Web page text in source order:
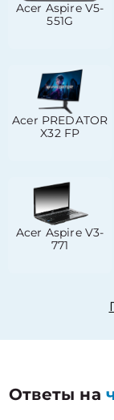
Acer Aspire V5-
551G
Acer PREDATOR
X32 FP
Acer Aspire V3-
771
Ответы на